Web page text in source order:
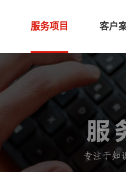
服务项目 客户